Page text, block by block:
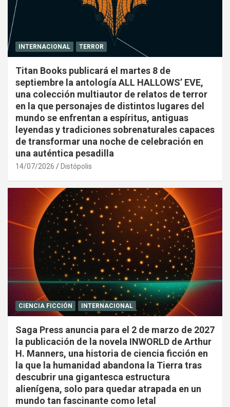
INTERNACIONAL TERROR
Titan Books publicará el martes 8 de
septiembre la antología ALL HALLOWS’ EVE,
una colección multiautor de relatos de terror
en la que personajes de distintos lugares del
mundo se enfrentan a espíritus, antiguas
leyendas y tradiciones sobrenaturales capaces
de transformar una noche de celebración en
una auténtica pesadilla
14/07/2026 Distópolis
CIENCIA FICCIÓN INTERNACIONAL
Saga Press anuncia para el 2 de marzo de 2027
la publicación de la novela INWORLD de Arthur
H. Manners, una historia de ciencia ficción en
la que la humanidad abandona la Tierra tras
descubrir una gigantesca estructura
alienígena, solo para quedar atrapada en un
mundo tan fascinante como letal